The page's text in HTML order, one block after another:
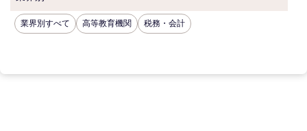
業界別すべて 高等教育機関 税務・会計